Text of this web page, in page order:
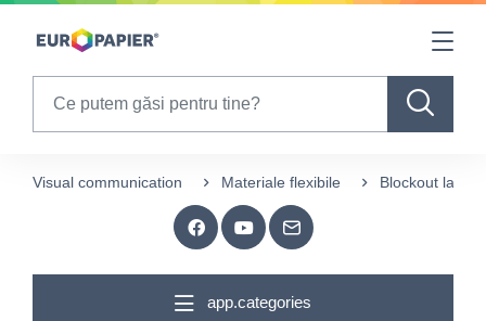
Table Of Content
Visual communication Materiale flexibile Blockout
app.categories